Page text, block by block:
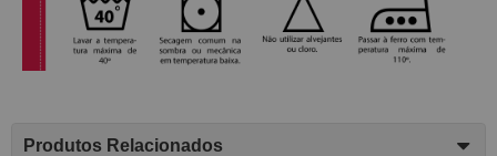
Produtos Relacionados